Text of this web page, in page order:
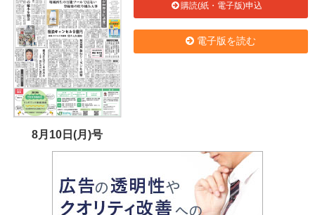
8月10日(月)号
購読(紙・電子版)申込
電子版を読む